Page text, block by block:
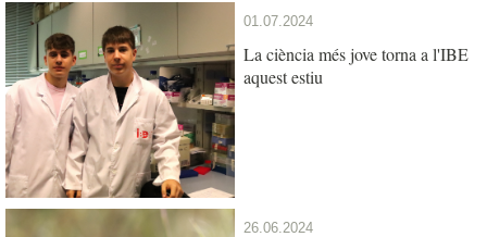
01.07.2024
La ciència més jove torna a l'IBE
aquest estiu
26.06.2024